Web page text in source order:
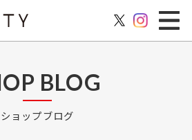
BLOG
ショップブログ